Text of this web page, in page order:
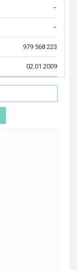
–
–
979 568 223
02.01.2009